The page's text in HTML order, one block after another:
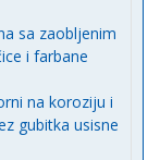
sa zaobljenim
i farbane
na koroziju i
gubitka usisne